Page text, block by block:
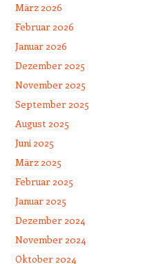
März 2026
Februar 2026
Januar 2026
Dezember 2025
November 2025
September 2025
August 2025
Juni 2025
März 2025
Februar 2025
Januar 2025
Dezember 2024
November 2024
Oktober 2024